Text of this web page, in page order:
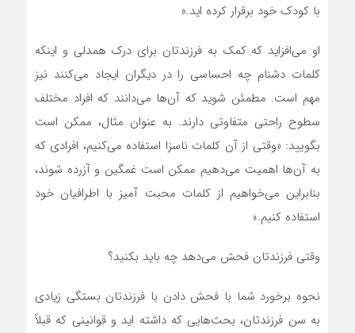
با کودک خود برقرار کرده اید.»
او می‌افزاید که کمک به فرزندتان برای درک همدلی و اینکه
کلمات دشنام چه احساسی را در دیگران ایجاد می‌کنند نیز
مهم است. مطمئن شوید که آن‌ها می‌دانند که افراد مختلف
سطوح راحتی متفاوتی دارند. به عنوان مثال، ممکن است
بگویید: «وقتی از آن کلمات ناسزا استفاده می‌کنیم، افرادی که
به آن‌ها اهمیت می‌دهیم ممکن است غمگین و آزرده شوند،
بنابراین می‌خواهیم از کلمات محبت آمیز با اطرافیان خود
استفاده کنیم.»
وقتی فرزندتان فحش می‌دهد چه باید بکنید؟
نحوه برخورد شما با فحش دادن با فرزندتان بستگی زیادی
به سن فرزندتان، بحث‌هایی که داشته اید و قوانینی که قبلاً